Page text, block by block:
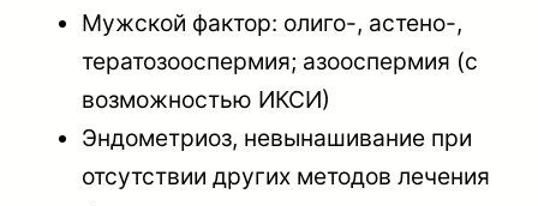
Мужской фактор: олиго-, астено-,
тератозооспермия; азооспермия (с
возможностью ИКСИ)
Эндометриоз, невынашивание при
отсутствии других методов лечения